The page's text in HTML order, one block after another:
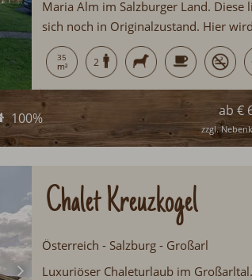
Maria Alm im Salzburger Land.
sich noch in Originalzustand. Hier
Hüttenurlaub wie anno dazumal
eine Auszeit gönnen möchten…
35 2
100% ab €
zzgl.
Chalet Kreuzkogel
Österreich - Salzburg - Großarl
Luxuriöser Chaleturlaub im